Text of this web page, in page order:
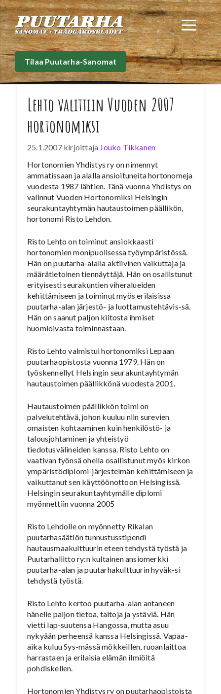
Siirry
sisältöön
Tilaa Puutarha-Sanomat
Lehto valittiin Vuoden 2007
hortonomiksi
25.1.2007 kirjoittaja Jouko Tikkanen
Hortonomien Yhdistys ry on nimennyt
ammatissaan ja alalla ansioituneita hortonomeja
vuodesta 1987 lähtien. Tänä vuonna Yhdistys on
valinnut Vuoden Hortonomiksi Helsingin
seurakuntayhtymän hautaustoimen päällikön,
hortonomi Risto Lehdon.
Risto Lehto on toiminut ansiokkaasti
hortonomien monipuolisessa työympäristössä.
Hän on puutarha-alalla aktiivinen vaikuttaja ja
määrätietoinen tiennäyttäjä. Hän on osallistunut
erityisesti seurakuntien viheralueiden
kehittämiseen ja toiminut myös erilaisissa
puutarha-alan järjestö- ja luottamustehtävis-sä.
Hän on saanut paljon kiitosta ihmiset
huomioivasta toiminnastaan.
Risto Lehto valmistui hortonomiksi Lepaan
puutarhaopistosta vuonna 1979. Hän on
työskennellyt Helsingin seurakuntayhtymän
hautaustoimen päällikkönä vuodesta 2001.
Hautaustoimen päällikkön toimi on
palvelutehtävä, johon kuuluu niin surevien
omaisten kohtaaminen kuin henkilöstö- ja
talousjohtaminen ja yhteistyö
tiedotusvälineiden kanssa. Risto Lehto on
vaativan työnsä ohella osallistunut myös kirkon
ympäristödiplomi-järjestelmän kehittämiseen ja
vaikuttanut sen käyttöönottoon Helsingissä.
Helsingin seurakuntayhtymälle diplomi
myönnettiin vuonna 2005
Risto Lehdolle on myönnetty Rikalan
puutarhasäätiön tunnustusstipendi
hautausmaakulttuurin eteen tehdystä työstä ja
Puutarhaliitto ry:n kultainen ansiomerkki
puutarha-alan ja puutarhakulttuurin hyväk-si
tehdystä työstä.
Risto Lehto kertoo puutarha-alan antaneen
hänelle paljon tietoa, taitoja ja ystäviä. Hän
vietti lap-suutensa Hangossa, mutta asuu
nykyään perheensä kanssa Helsingissä. Vapaa-
aika kuluu Sys-mässä mökkeillen, ruoanlaittoa
harrastaen ja erilaisia elämän ilmiöitä
pohdiskellen.
Hortonomien Yhdistys ry on puutarhaopistoista